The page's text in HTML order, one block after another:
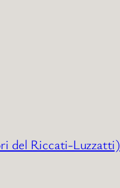
del Riccati-Luzzatti)